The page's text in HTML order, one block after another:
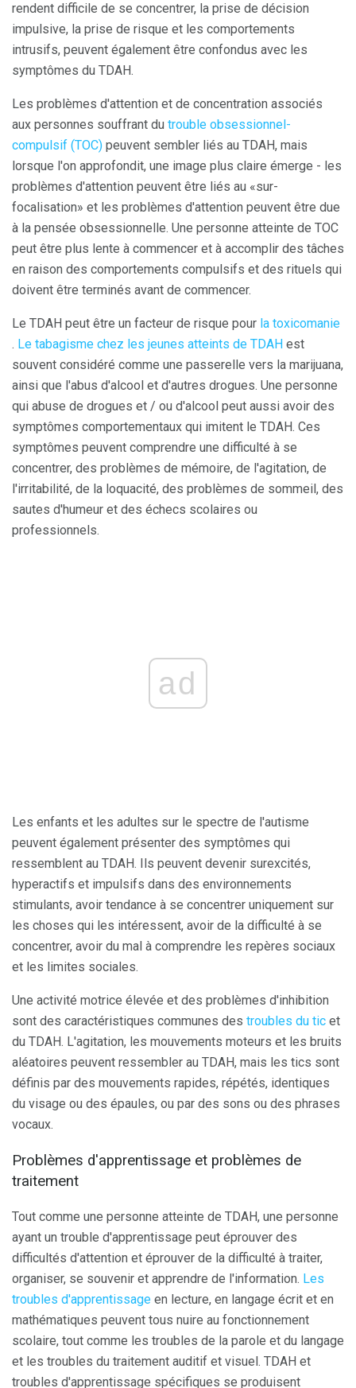
rendent difficile de se concentrer, la prise de décision
impulsive, la prise de risque et les comportements
intrusifs, peuvent également être confondus avec les
symptômes du TDAH.
Les problèmes d'attention et de concentration associés
aux personnes souffrant du trouble obsessionnel-
compulsif (TOC) peuvent sembler liés au TDAH, mais
lorsque l'on approfondit, une image plus claire émerge - les
problèmes d'attention peuvent être liés au «sur-
focalisation» et les problèmes d'attention peuvent être due
à la pensée obsessionnelle. Une personne atteinte de TOC
peut être plus lente à commencer et à accomplir des tâches
en raison des comportements compulsifs et des rituels qui
doivent être terminés avant de commencer.
Le TDAH peut être un facteur de risque pour la toxicomanie
. Le tabagisme chez les jeunes atteints de TDAH est
souvent considéré comme une passerelle vers la marijuana,
ainsi que l'abus d'alcool et d'autres drogues. Une personne
qui abuse de drogues et / ou d'alcool peut aussi avoir des
symptômes comportementaux qui imitent le TDAH. Ces
symptômes peuvent comprendre une difficulté à se
concentrer, des problèmes de mémoire, de l'agitation, de
l'irritabilité, de la loquacité, des problèmes de sommeil, des
sautes d'humeur et des échecs scolaires ou
professionnels.
ad
Les enfants et les adultes sur le spectre de l'autisme
peuvent également présenter des symptômes qui
ressemblent au TDAH. Ils peuvent devenir surexcités,
hyperactifs et impulsifs dans des environnements
stimulants, avoir tendance à se concentrer uniquement sur
les choses qui les intéressent, avoir de la difficulté à se
concentrer, avoir du mal à comprendre les repères sociaux
et les limites sociales.
Une activité motrice élevée et des problèmes d'inhibition
sont des caractéristiques communes des troubles du tic et
du TDAH. L'agitation, les mouvements moteurs et les bruits
aléatoires peuvent ressembler au TDAH, mais les tics sont
définis par des mouvements rapides, répétés, identiques
du visage ou des épaules, ou par des sons ou des phrases
vocaux.
Problèmes d'apprentissage et problèmes de
traitement
Tout comme une personne atteinte de TDAH, une personne
ayant un trouble d'apprentissage peut éprouver des
difficultés d'attention et éprouver de la difficulté à traiter,
organiser, se souvenir et apprendre de l'information. Les
troubles d'apprentissage en lecture, en langage écrit et en
mathématiques peuvent tous nuire au fonctionnement
scolaire, tout comme les troubles de la parole et du langage
et les troubles du traitement auditif et visuel. TDAH et
troubles d'apprentissage spécifiques se produisent